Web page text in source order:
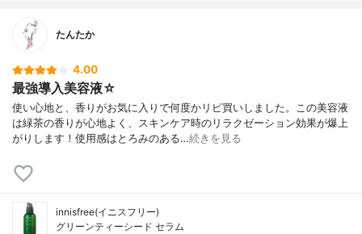
たんたか
4.00
最強導入美容液☆
使い心地と、香りがお気に入りで何度かリピ買いしました。この美容液
は緑茶の香りが心地よく、スキンケア時のリラクゼーション効果が爆上
がりします！使用感はとろみのある…続きを見る
innisfree(イニスフリー)
グリーンティーシード セラム